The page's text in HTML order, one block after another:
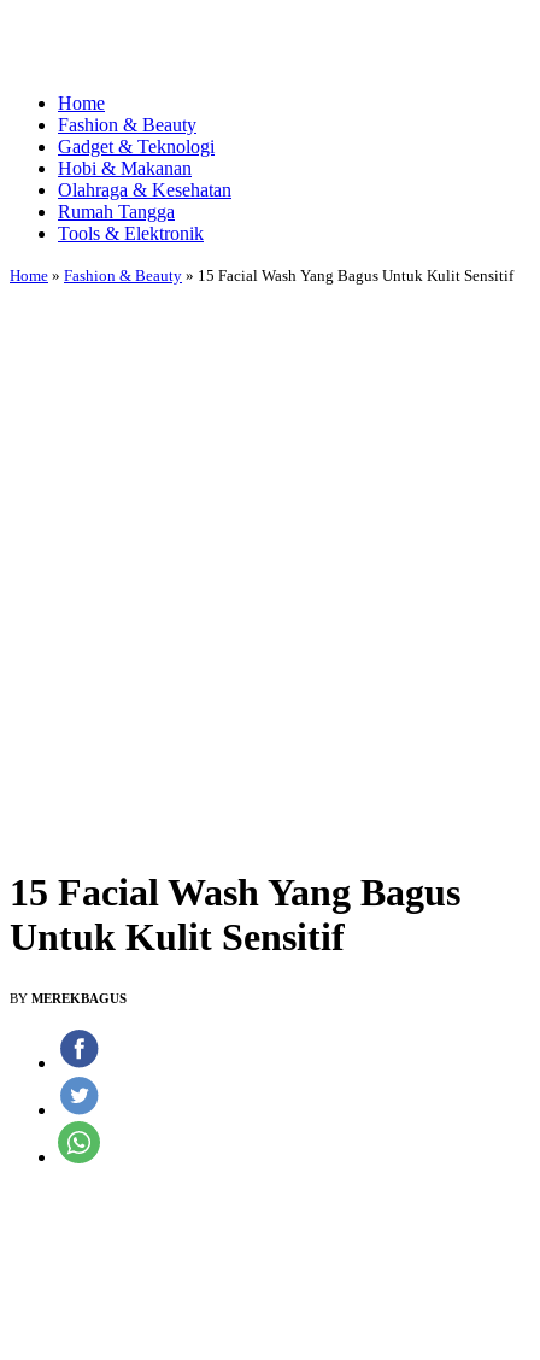
Home
Fashion & Beauty
Gadget & Teknologi
Hobi & Makanan
Olahraga & Kesehatan
Rumah Tangga
Tools & Elektronik
Home » Fashion & Beauty » 15 Facial Wash Yang Bagus Untuk Kulit Sensitif
15 Facial Wash Yang Bagus
Untuk Kulit Sensitif
BY MEREKBAGUS